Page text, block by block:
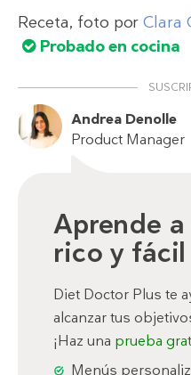
Receta, foto por Clara
Probado en cocina
Andrea Denolle
Product Manager
Aprende
rico y fácil
Diet Doctor Plus te
alcanzar tus
¡Haz una prueba
Menús